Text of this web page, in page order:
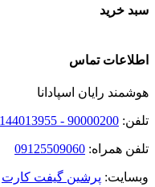
سبد خرید
اطلاعات تماس
هوشمند رایان اسپادانا
تلفن: 90000200 - 02144013955
تلفن همراه: 09125509060
وبسایت: پرشین گیفت کارت